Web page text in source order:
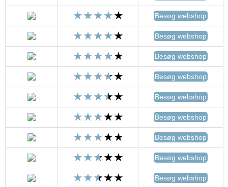
Besøg webshop
Besøg webshop
Besøg webshop
Besøg webshop
Besøg webshop
Besøg webshop
Besøg webshop
Besøg webshop
Besøg webshop